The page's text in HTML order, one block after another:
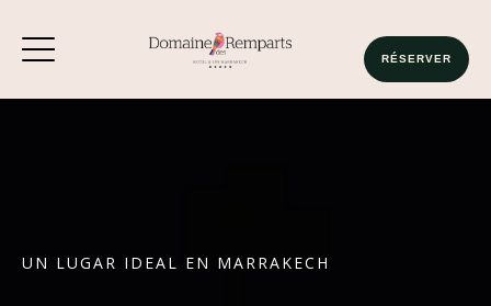
RÉSERVER
UN LUGAR IDEAL EN MARRAKECH